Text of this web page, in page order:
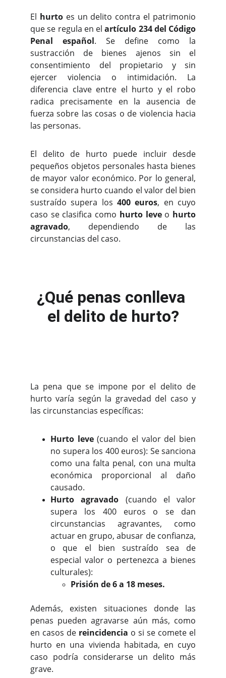
El hurtoes un delito contra el patrimonio
que se regula en elartículo 234 del Código
Penal español. Se define como la
sustracción de bienes ajenos sin el
consentimiento del propietario y sin
ejercer violencia o intimidación. La
diferencia clave entre el hurto y el robo
radica precisamente en la ausencia de
fuerza sobre las cosas o de violencia hacia
las personas.
El delito de hurto puede incluir desde
pequeños objetos personales hasta bienes
de mayor valor económico. Por lo general,
se considera hurto cuando el valor del bien
sustraído supera los 400 euros, en cuyo
caso se clasifica como hurto leveo hurto
agravado, dependiendo de las
circunstancias del caso.
¿Qué penas conlleva
el delito de hurto?
La pena que se impone por el delito de
hurto varía según la gravedad del caso y
las circunstancias específicas:
Hurto leve(cuando el valor del bien
no supera los 400 euros): Se sanciona
como una falta penal, con una multa
económica proporcional al daño
causado.
Hurto agravado (cuando el valor
supera los 400 euros o se dan
circunstancias agravantes, como
actuar en grupo, abusar de confianza,
o que el bien sustraído sea de
especial valor o pertenezca a bienes
culturales):
Prisión de 6 a 18 meses.
Además, existen situaciones donde las
penas pueden agravarse aún más, como
en casos de reincidencia o si se comete el
hurto en una vivienda habitada, en cuyo
caso podría considerarse un delito más
grave.